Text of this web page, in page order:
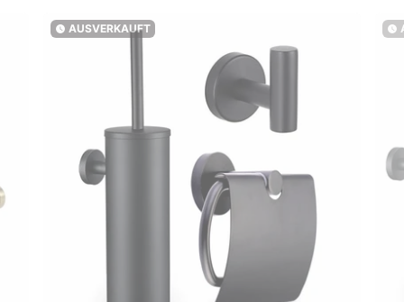
watch_later AUSVERKAUFT watch_later